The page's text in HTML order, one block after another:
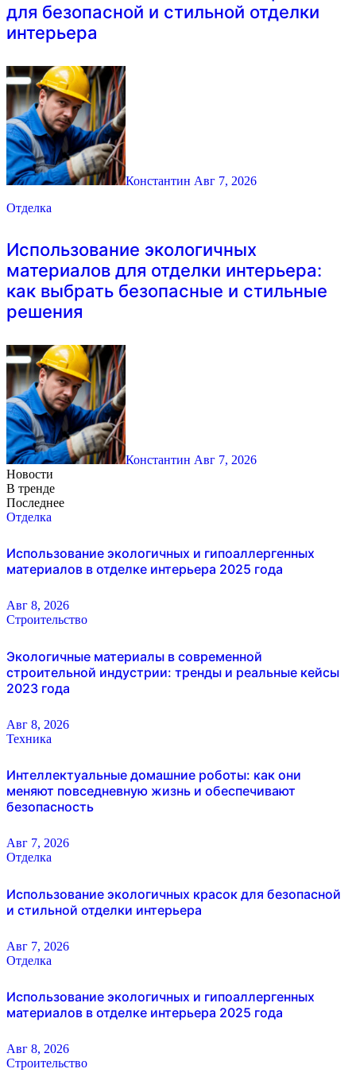
для безопасной и стильной отделки
интерьера
Константин Авг 7, 2026
Отделка
Использование экологичных
материалов для отделки интерьера:
как выбрать безопасные и стильные
решения
Константин Авг 7, 2026
Новости
В тренде
Последнее
Отделка
Использование экологичных и гипоаллергенных
материалов в отделке интерьера 2025 года
Авг 8, 2026
Строительство
Экологичные материалы в современной
строительной индустрии: тренды и реальные кейсы
2023 года
Авг 8, 2026
Техника
Интеллектуальные домашние роботы: как они
меняют повседневную жизнь и обеспечивают
безопасность
Авг 7, 2026
Отделка
Использование экологичных красок для безопасной
и стильной отделки интерьера
Авг 7, 2026
Отделка
Использование экологичных и гипоаллергенных
материалов в отделке интерьера 2025 года
Авг 8, 2026
Строительство